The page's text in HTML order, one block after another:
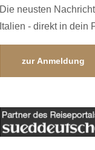
Die neusten
Italien - direkt in dein
zur Anmeldung